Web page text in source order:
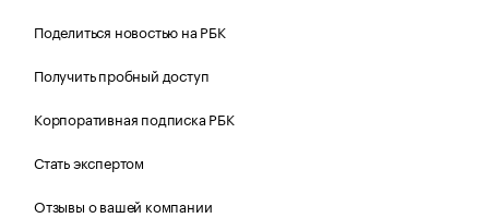
Поделиться новостью на РБК
Получить пробный доступ
Корпоративная подписка РБК
Стать экспертом
Отзывы о вашей компании